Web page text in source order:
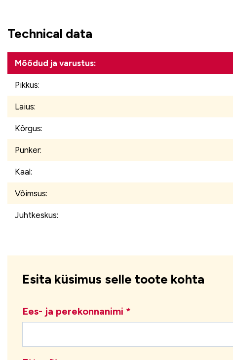
Technical data
Mõõdud ja varustus:
Pikkus:
Laius:
Kõrgus:
Punker:
Kaal:
Võimsus:
Juhtkeskus:
Esita küsimus selle toote kohta
Ees- ja perekonnanimi *